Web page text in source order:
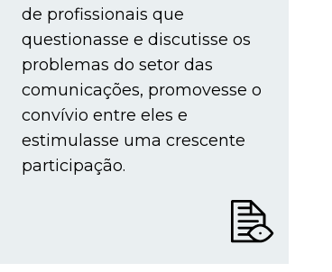
de profissionais que
questionasse e discutisse os
problemas do setor das
comunicações, promovesse o
convívio entre eles e
estimulasse uma crescente
participação.